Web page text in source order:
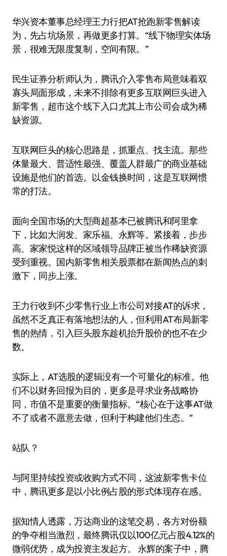
华兴资本董事总经理王力行把AT抢跑新零售解读
为，先占坑场景，再做更多打算。“线下物理实体场
景，很难无限度复制，空间有限。”
民生证券分析师认为，腾讯介入零售布局意味着双
寡头局面形成，未来不排除有更多互联网巨头进入
新零售，超市这个线下入口尤其上市公司会成为稀
缺资源。
互联网巨头的核心思路是，抓重点、找主流。那些
体量最大、普适性最强、覆盖人群最广的商业基础
设施是他们的首选。以金钱换时间，这是互联网惯
常的打法。
面向全国市场的大型商超基本已被腾讯和阿里拿
下，比如大润发、家乐福、永辉等。紧接着，步步
高、家家悦这样的区域领导品牌正被当作稀缺资源
受到重视。国内新零售相关股票都在新闻热点的刺
激下，同步上涨。
王力行收到不少零售行业上市公司对接AT的诉求，
虽然不乏真正有落地想法的人，但利用AT布局新零
售的热情，引入巨头股东趁机抬升股价的也不在少
数。
实际上，AT选股的逻辑没有一个可量化的标准。他
们不以财务回报为目的，更多是寻求业务战略协
同，市值不是重要的衡量指标。“核心在于这事AT做
不了或者不愿意去做，但利于构建他们生态。”
站队？
与阿里持续投资或收购方式不同，这波新零售卡位
中，腾讯更多是以小比例占股的形式体现存在感。
据知情人透露，万达商业的这笔交易，各方对份额
的争夺相当激烈，最终腾讯仅以100亿元占股4.12%的
微弱优势，成为投资主发起方。 永辉的案子中，腾